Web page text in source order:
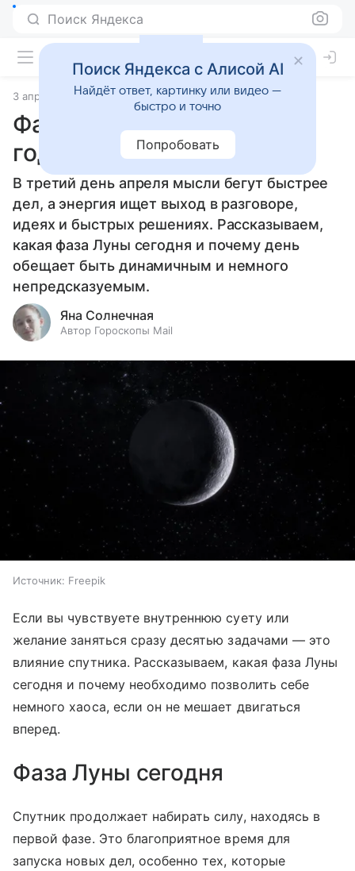
Поиск Яндекса
3 апреля 2025 Статьи
Фаза Луны 3 апреля 2025
года
В третий день апреля мысли бегут быстрее
дел, а энергия ищет выход в разговоре,
идеях и быстрых решениях. Рассказываем,
какая фаза Луны сегодня и почему день
обещает быть динамичным и немного
непредсказуемым.
Яна Солнечная
Автор Гороскопы Mail
Источник: Freepik
Если вы чувствуете внутреннюю суету или
желание заняться сразу десятью задачами — это
влияние спутника. Рассказываем, какая фаза Луны
сегодня и почему необходимо позволить себе
немного хаоса, если он не мешает двигаться
вперед.
Фаза Луны сегодня
Спутник продолжает набирать силу, находясь в
первой фазе. Это благоприятное время для
запуска новых дел, особенно тех, которые
Поиск Яндекса с Алисой AI
Найдёт ответ, картинку или видео —
быстро и точно
Попробовать